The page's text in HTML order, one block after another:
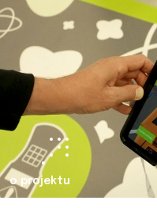
o projektu